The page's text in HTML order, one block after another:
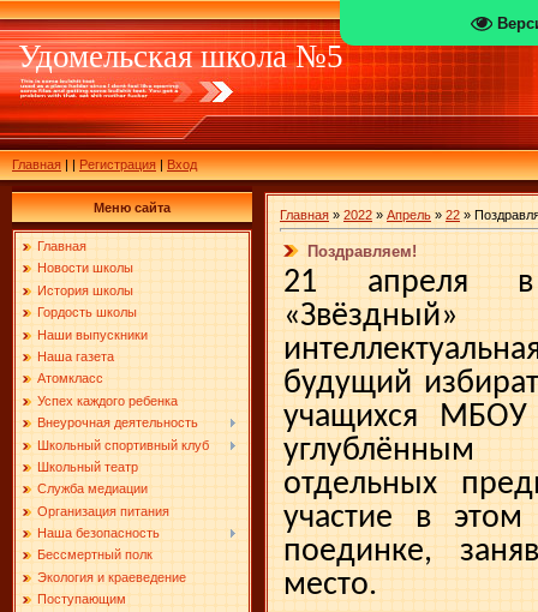
Удомельская школа №5
Главная||Регистрация|Вход
Меню сайта
Главная
Новости школы
История школы
Гордость школы
Наши выпускники
Наша газета
Атомкласс
Успех каждого ребенка
Внеурочная деятельность
Школьный спортивный клуб
Школьный театр
Служба медиации
Организация питания
Наша безопасность
Бессмертный полк
Экология и краеведение
Поступающим
Главная » 2022 » Апрель » 22 »
Поздравляем!
21 апреля
«Звёздный»
будущий
учащихся
отдельных
участие в этом
поединке,
место.